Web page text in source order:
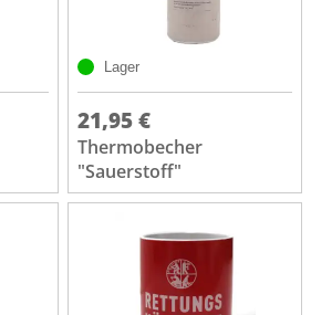
Lager
21,95 €
Thermobecher
"Sauerstoff"